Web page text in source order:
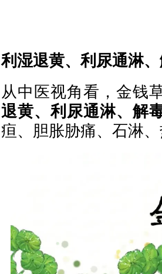
利湿退黄、利尿通淋
从中医视角看，金钱
退黄、利尿通淋、解
疸、胆胀胁痛、石淋、